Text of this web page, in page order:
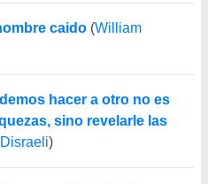
caido (William
hacer a otro no es
sino revelarle las
)